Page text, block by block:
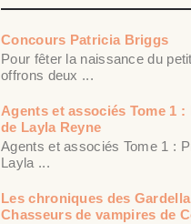
Concours Patricia Briggs
Pour fêter la naissance du
offrons deux ...
Agents et associés Tome 1
de Layla Reyne
Agents et associés Tome 1 :
Layla ...
Les chroniques des
Chasseurs de vampires de